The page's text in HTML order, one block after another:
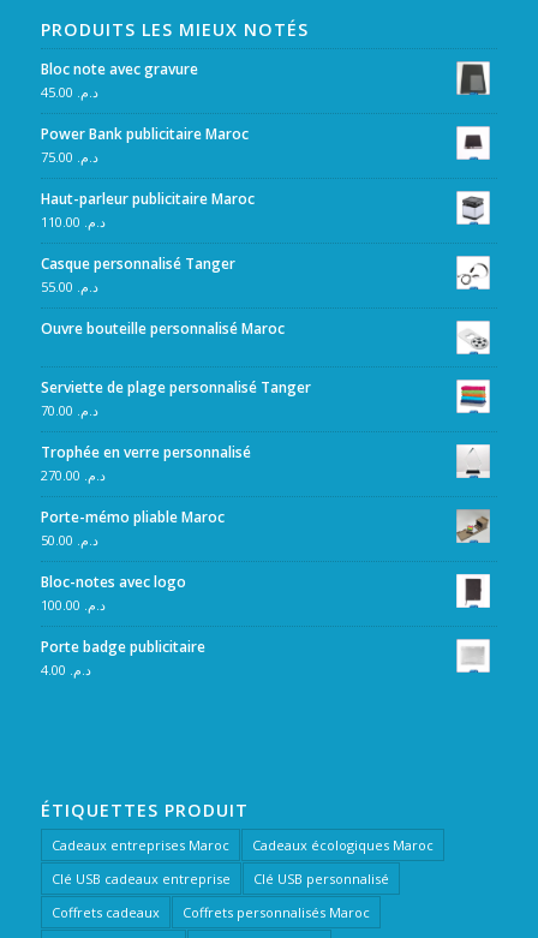
PRODUITS LES MIEUX NOTÉS
Bloc note avec gravure
د.م.
Power Bank publicitaire Maroc
د.م.
Haut-parleur publicitaire Maroc
د.م.
Casque personnalisé Tanger
د.م.
Ouvre bouteille personnalisé Maroc
Serviette de plage personnalisé Tanger
د.م.
Trophée en verre personnalisé
د.م.
Porte-mémo pliable Maroc
د.م.
Bloc-notes avec logo
د.م.
Porte badge publicitaire
د.م.
ÉTIQUETTES PRODUIT
Cadeaux entreprises Maroc
Cadeaux écologiques Maroc
Clé USB cadeaux entreprise
Clé USB personnalisé
Coffrets cadeaux
Coffrets personnalisés Maroc